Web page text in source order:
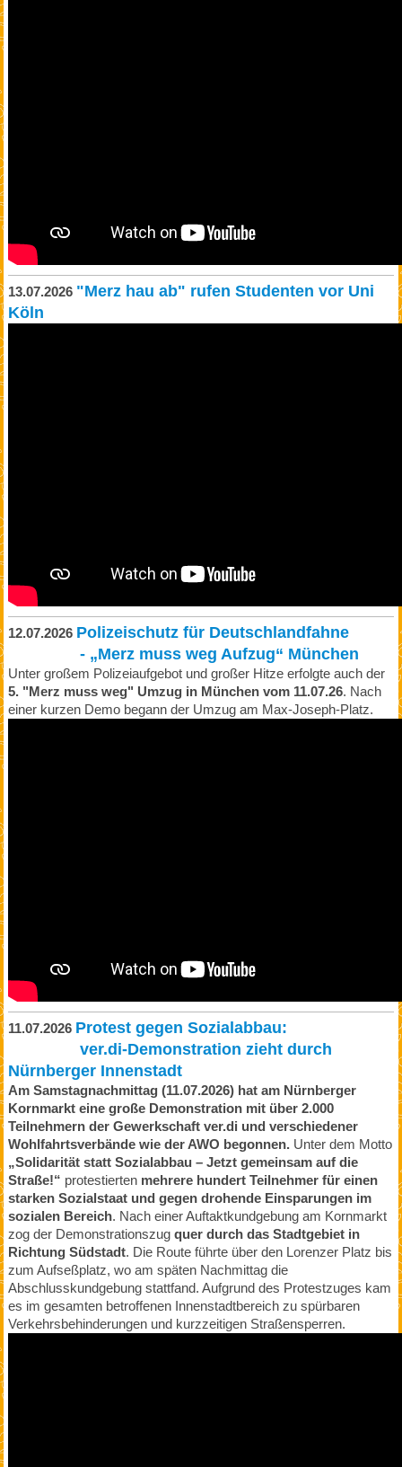
13.07.2026 "Merz hau ab" rufen Studenten vor Uni
Köln
12.07.2026 Polizeischutz für Deutschlandfahne
- „Merz muss weg Aufzug“ München
Unter großem Polizeiaufgebot und großer Hitze erfolgte auch der
5. "Merz muss weg" Umzug in München vom 11.07.26. Nach
einer kurzen Demo begann der Umzug am Max-Joseph-Platz.
11.07.2026 Protest gegen Sozialabbau:
ver.di-Demonstration zieht durch
Nürnberger Innenstadt
Am Samstagnachmittag (11.07.2026) hat am Nürnberger
Kornmarkt eine große Demonstration mit über 2.000
Teilnehmern der Gewerkschaft ver.di und verschiedener
Wohlfahrtsverbände wie der AWO begonnen.Unter dem Motto
„Solidarität statt Sozialabbau – Jetzt gemeinsam auf die
Straße!“ protestierten mehrere hundert Teilnehmer für einen
starken Sozialstaat und gegen drohende Einsparungen im
sozialen Bereich. Nach einer Auftaktkundgebung am Kornmarkt
zog der Demonstrationszug quer durch das Stadtgebiet in
Richtung Südstadt. Die Route führte über den Lorenzer Platz bis
zum Aufseßplatz, wo am späten Nachmittag die
Abschlusskundgebung stattfand. Aufgrund des Protestzuges kam
es im gesamten betroffenen Innenstadtbereich zu spürbaren
Verkehrsbehinderungen und kurzzeitigen Straßensperren.